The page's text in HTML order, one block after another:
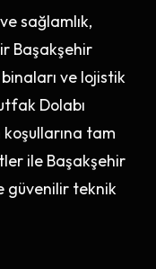
sağlamlık,
Başakşehir
ve lojistik
Dolabı
koşullarına tam
ile Başakşehir
güvenilir teknik